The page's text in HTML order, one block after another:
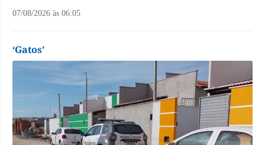
07/08/2026 às 06:05
‘Gatos’